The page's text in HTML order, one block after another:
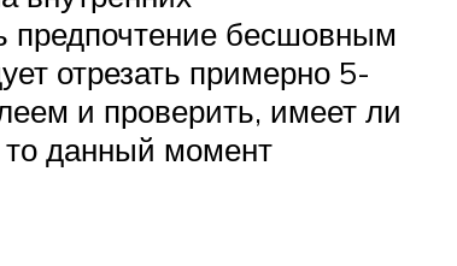
предпочтение бесшовным
отрезать примерно 5-
и проверить, имеет ли
данный момент